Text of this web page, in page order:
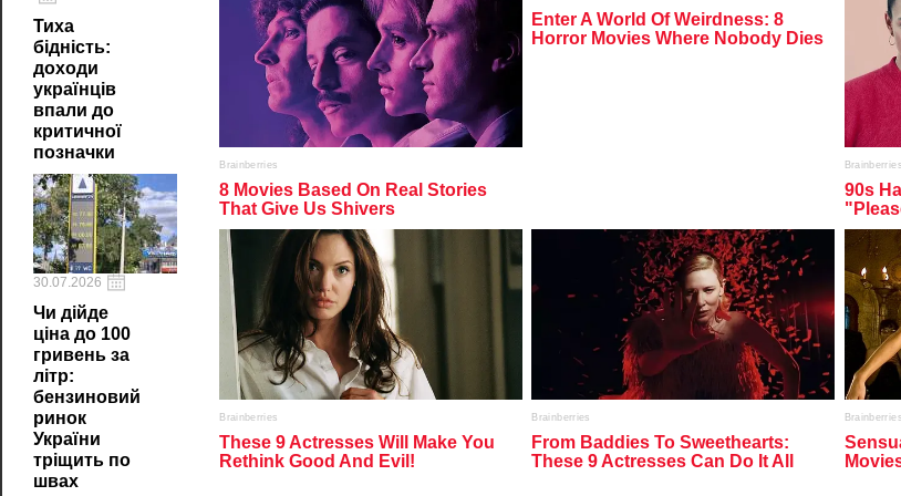
Тиха
бідність:
доходи
українців
впали до
критичної
позначки
30.07.2026
Чи дійде
ціна до 100
гривень за
літр:
бензиновий
ринок
України
тріщить по
швах